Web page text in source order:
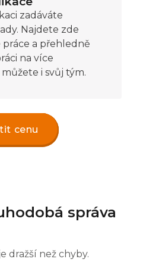
zadáváte
Najdete zde
a přehledně
na více
i svůj tým.
cenu
správa
dražší než chyby.